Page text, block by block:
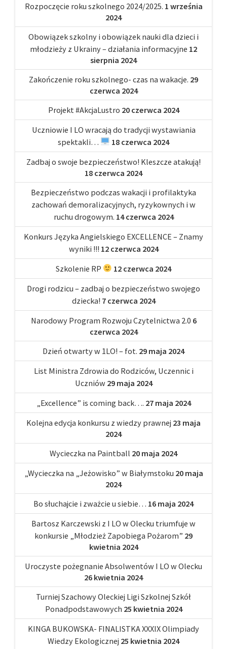
Rozpoczęcie roku szkolnego 2024/2025. 1 września
2024
Obowiązek szkolny i obowiązek nauki dla dzieci i
młodzieży z Ukrainy – działania informacyjne 12
sierpnia 2024
Zakończenie roku szkolnego- czas na wakacje. 29
czerwca 2024
Projekt #AkcjaLustro 20 czerwca 2024
Uczniowie I LO wracają do tradycji wystawiania
spektakli…
18 czerwca 2024
Zadbaj o swoje bezpieczeństwo! Kleszcze atakują!
18 czerwca 2024
Bezpieczeństwo podczas wakacji i profilaktyka
zachowań demoralizacyjnych, ryzykownych i w
ruchu drogowym. 14 czerwca 2024
Konkurs Języka Angielskiego EXCELLENCE – Znamy
wyniki !!! 12 czerwca 2024
Szkolenie RP
12 czerwca 2024
Drogi rodzicu – zadbaj o bezpieczeństwo swojego
dziecka! 7 czerwca 2024
Narodowy Program Rozwoju Czytelnictwa 2.0 6
czerwca 2024
Dzień otwarty w 1LO! – fot. 29 maja 2024
List Ministra Zdrowia do Rodziców, Uczennic i
Uczniów 29 maja 2024
„Excellence” is coming back…. 27 maja 2024
Kolejna edycja konkursu z wiedzy prawnej 23 maja
2024
Wycieczka na Paintball 20 maja 2024
„Wycieczka na „Jeżowisko” w Białymstoku 20 maja
2024
Bo słuchajcie i zważcie u siebie… 16 maja 2024
Bartosz Karczewski z I LO w Olecku triumfuje w
konkursie „Młodzież Zapobiega Pożarom” 29
kwietnia 2024
Uroczyste pożegnanie Absolwentów I LO w Olecku
26 kwietnia 2024
Turniej Szachowy Oleckiej Ligi Szkolnej Szkół
Ponadpodstawowych 25 kwietnia 2024
KINGA BUKOWSKA- FINALISTKA XXXIX Olimpiady
Wiedzy Ekologicznej 25 kwietnia 2024